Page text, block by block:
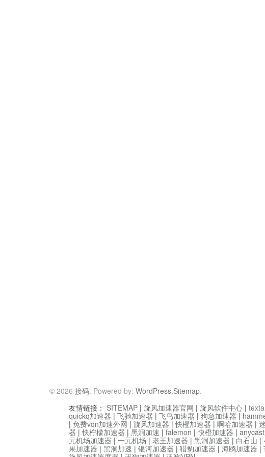
© 2026 接码. Powered by: WordPress.Sitemap.
友情链接： SITEMAP | 旋风加速器官网 | 旋风软件中心 |
quickq加速器 | 飞驰加速器 | 飞鸟加速器 | 狗急加速器 |
| 免费vqn加速外网 | 旋风加速器 |快橙加速器 | 啊哈加速器 |
器 |快柠檬加速器 | 黑洞加速 | falemon |快橙加速器 |
元机场加速器 | 一元机场 | 老王加速器 | 黑洞加速器 | 白石山 |
果加速器 | 黑洞加速 | 银河加速器 | 猎豹加速器 | 海鸥加速器 |